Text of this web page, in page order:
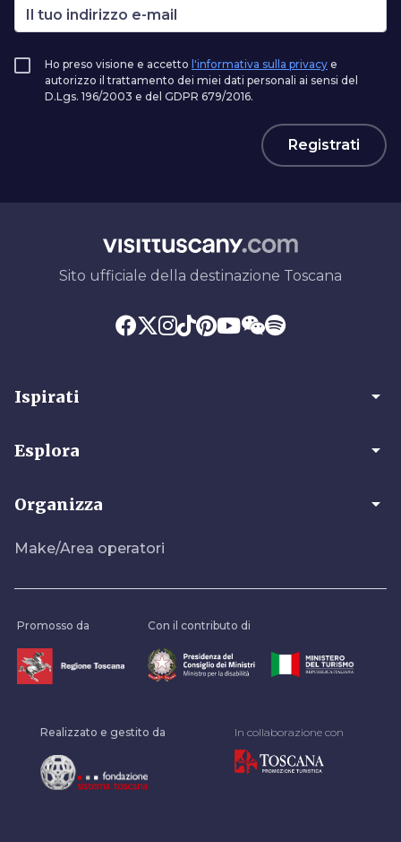
Ho preso visione e accetto l'informativa sulla privacy e
autorizzo il trattamento dei miei dati personali ai sensi del
D.Lgs. 196/2003 e del GDPR 679/2016.
Registrati
Sito ufficiale della destinazione Toscana
Ispirati arrow_drop_down
Esplora arrow_drop_down
Organizza arrow_drop_down
Make/Area operatori
Promosso da Con il contributo di
Realizzato e gestito da In collaborazione con